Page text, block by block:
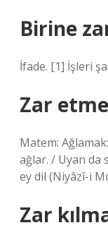
Birine
İfade. [1] İşleri
Zar
Matem:
ağlar. / Uyan da
ey dil (Niyâzî-i
Zar